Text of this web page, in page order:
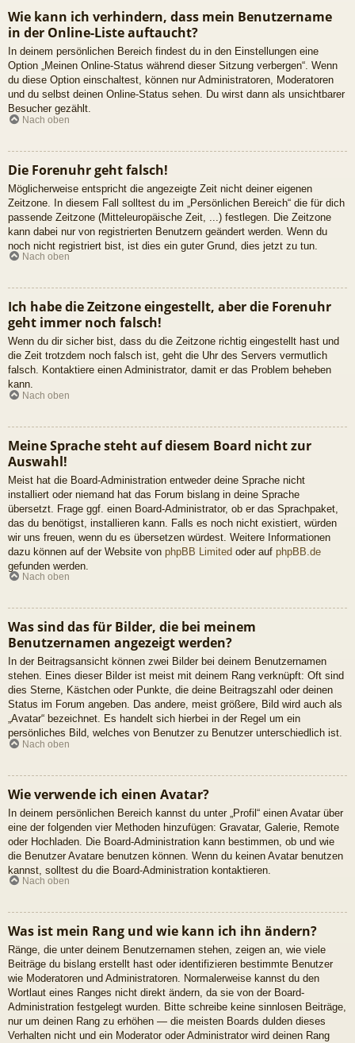
Wie kann ich verhindern, dass mein Benutzername
in der Online-Liste auftaucht?
In deinem persönlichen Bereich findest du in den Einstellungen eine
Option „Meinen Online-Status während dieser Sitzung verbergen“. Wenn
du diese Option einschaltest, können nur Administratoren, Moderatoren
und du selbst deinen Online-Status sehen. Du wirst dann als unsichtbarer
Besucher gezählt.
Nach oben
Die Forenuhr geht falsch!
Möglicherweise entspricht die angezeigte Zeit nicht deiner eigenen
Zeitzone. In diesem Fall solltest du im „Persönlichen Bereich“ die für dich
passende Zeitzone (Mitteleuropäische Zeit, ...) festlegen. Die Zeitzone
kann dabei nur von registrierten Benutzern geändert werden. Wenn du
noch nicht registriert bist, ist dies ein guter Grund, dies jetzt zu tun.
Nach oben
Ich habe die Zeitzone eingestellt, aber die Forenuhr
geht immer noch falsch!
Wenn du dir sicher bist, dass du die Zeitzone richtig eingestellt hast und
die Zeit trotzdem noch falsch ist, geht die Uhr des Servers vermutlich
falsch. Kontaktiere einen Administrator, damit er das Problem beheben
kann.
Nach oben
Meine Sprache steht auf diesem Board nicht zur
Auswahl!
Meist hat die Board-Administration entweder deine Sprache nicht
installiert oder niemand hat das Forum bislang in deine Sprache
übersetzt. Frage ggf. einen Board-Administrator, ob er das Sprachpaket,
das du benötigst, installieren kann. Falls es noch nicht existiert, würden
wir uns freuen, wenn du es übersetzen würdest. Weitere Informationen
dazu können auf der Website von phpBB Limited oder auf phpBB.de
gefunden werden.
Nach oben
Was sind das für Bilder, die bei meinem
Benutzernamen angezeigt werden?
In der Beitragsansicht können zwei Bilder bei deinem Benutzernamen
stehen. Eines dieser Bilder ist meist mit deinem Rang verknüpft: Oft sind
dies Sterne, Kästchen oder Punkte, die deine Beitragszahl oder deinen
Status im Forum angeben. Das andere, meist größere, Bild wird auch als
„Avatar“ bezeichnet. Es handelt sich hierbei in der Regel um ein
persönliches Bild, welches von Benutzer zu Benutzer unterschiedlich ist.
Nach oben
Wie verwende ich einen Avatar?
In deinem persönlichen Bereich kannst du unter „Profil“ einen Avatar über
eine der folgenden vier Methoden hinzufügen: Gravatar, Galerie, Remote
oder Hochladen. Die Board-Administration kann bestimmen, ob und wie
die Benutzer Avatare benutzen können. Wenn du keinen Avatar benutzen
kannst, solltest du die Board-Administration kontaktieren.
Nach oben
Was ist mein Rang und wie kann ich ihn ändern?
Ränge, die unter deinem Benutzernamen stehen, zeigen an, wie viele
Beiträge du bislang erstellt hast oder identifizieren bestimmte Benutzer
wie Moderatoren und Administratoren. Normalerweise kannst du den
Wortlaut eines Ranges nicht direkt ändern, da sie von der Board-
Administration festgelegt wurden. Bitte schreibe keine sinnlosen Beiträge,
nur um deinen Rang zu erhöhen — die meisten Boards dulden dieses
Verhalten nicht und ein Moderator oder Administrator wird deinen Rang